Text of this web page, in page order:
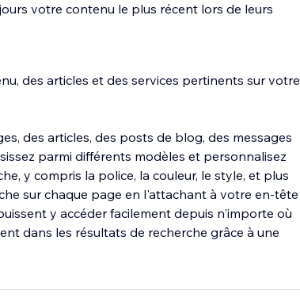
votre contenu le plus récent lors de leurs
des articles et des services pertinents sur votre
des articles, des posts de blog, des messages
parmi différents modèles et personnalisez
y compris la police, la couleur, le style, et plus
sur chaque page en l'attachant à votre en-tête
y accéder facilement depuis n'importe où
dans les résultats de recherche grâce à une